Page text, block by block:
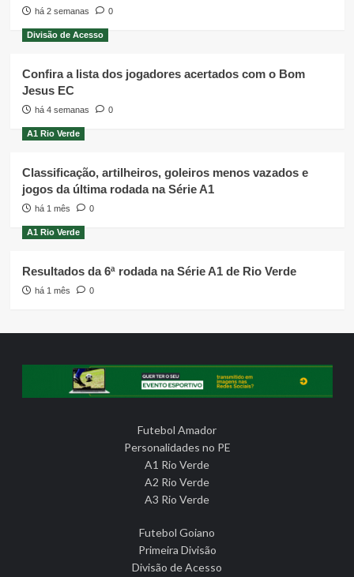
há 2 semanas 0
Divisão de Acesso
Confira a lista dos jogadores acertados com o Bom
Jesus EC
há 4 semanas 0
A1 Rio Verde
Classificação, artilheiros, goleiros menos vazados e
jogos da última rodada na Série A1
há 1 mês 0
A1 Rio Verde
Resultados da 6ª rodada na Série A1 de Rio Verde
há 1 mês 0
Futebol Amador
Personalidades no PE
A1 Rio Verde
A2 Rio Verde
A3 Rio Verde
Futebol Goiano
Primeira Divisão
Divisão de Acesso